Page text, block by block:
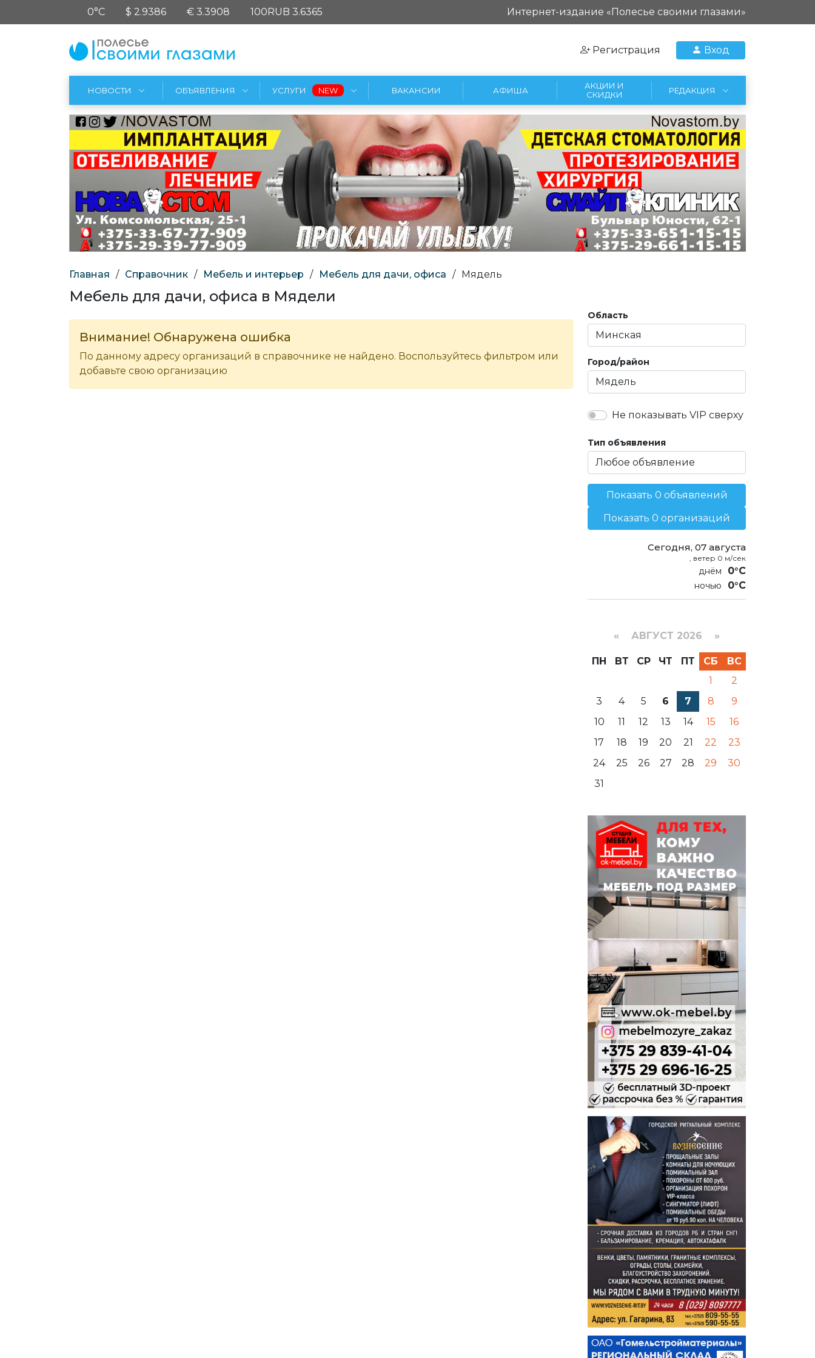
0°C $ 2.9386 € 3.3908 100RUB 3.6365 Интернет-издание «Полесье своими глазами»
Регистрация Вход
НОВОСТИ ОБЪЯВЛЕНИЯ УСЛУГИ ВАКАНСИИ АФИША
АКЦИИ И
СКИДКИ
РЕДАКЦИЯ
Главная / Справочник / Мебель и интерьер / Мебель для дачи, офиса / Мядель
Мебель для дачи, офиса в Мядели
Внимание! Обнаружена ошибка
По данному адресу организаций в справочнике не найдено. Воспользуйтесь фильтром или
добавьте свою организацию
Область
Город/район
Не показывать VIP сверху
Тип объявления
Показать 0 объявлений
Показать 0 организаций
Сегодня, 07 августа
, ветер 0 м/сек
0°C
0°C
« АВГУСТ 2026 »
ПН ВТ СР ЧТ ПТ СБ
ВС
1
2
3
4 5 6 7 8
9
10
11 12 13 14 15
16
17
18 19 20 21 22
23
24
25 26 27 28 29
30
31